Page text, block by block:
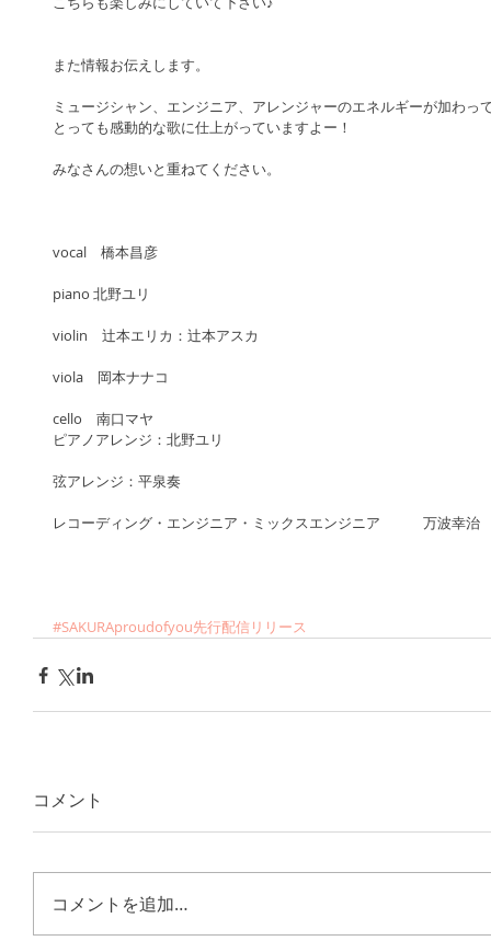
また情報お伝えします。
ミュージシャン、エンジニア、アレンジャーのエネルギーが加わっ
とっても感動的な歌に仕上がっていますよー！
みなさんの想いと重ねてください。
vocal　橋本昌彦
piano 北野ユリ
violin　辻本エリカ：辻本アスカ
viola　岡本ナナコ
cello　南口マヤ
ピアノアレンジ：北野ユリ
弦アレンジ：平泉奏
レコーディング・エンジニア・ミックスエンジニア　　　万波幸治
#SAKURAproudofyou先行配信リリース
コメント
コメントを追加…